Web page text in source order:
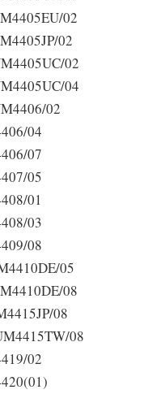
02
02
02
04
02
04
07
05
01
03
08
05
08
08
08
02